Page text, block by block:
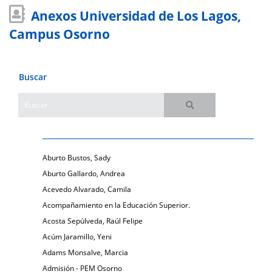
Anexos Universidad de Los Lagos,
Campus Osorno
Buscar
Aburto Bustos, Sady
Aburto Gallardo, Andrea
Acevedo Alvarado, Camila
Acompañamiento en la Educación Superior.
Acosta Sepúlveda, Raúl Felipe
Acúm Jaramillo, Yeni
Adams Monsalve, Marcia
Admisión - PEM Osorno